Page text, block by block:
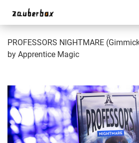
PROFESSORS NIGHTMARE
by Apprentice Magic